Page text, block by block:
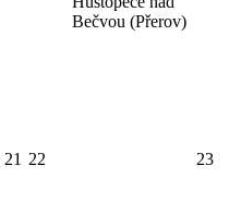
Bečvou (Přerov)
21 22 23